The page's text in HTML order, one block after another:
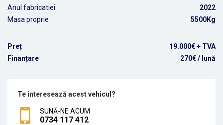
Anul fabricatiei
2022
Masa proprie
5500Kg
Preț
19.000€ + TVA
Finanțare
270€/ lună
Te interesează acest vehicul?
SUNĂ-NE ACUM
0734 117 412